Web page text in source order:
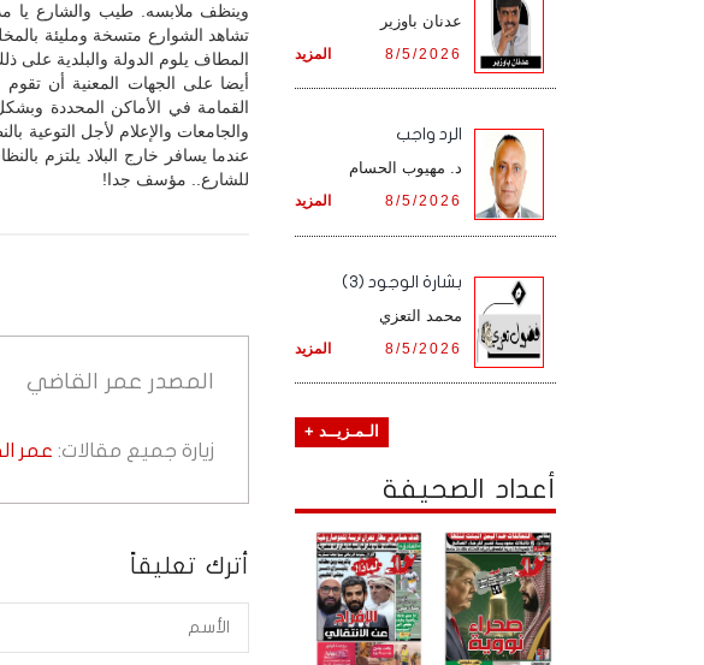
وينظف ملابسه. طيب والشارع يا
تشاهد الشوارع متسخة ومليئة
المطاف يلوم الدولة والبلدية على
أيضا على الجهات المعنية أن تقوم
القمامة في الأماكن المحددة
والجامعات والإعلام لأجل التوعية
عندما يسافر خارج البلاد يلتزم
للشارع.. مؤسف جدا!
المصدر عمر القاضي
زيارة جميع مقالات: عمر
أترك تعليقاً
عدنان باوزير
المزيد 8/5/2026
الرد واجب
د. مهيوب الحسام
المزيد 8/5/2026
بشارة الوجود (3)
محمد التعزي
المزيد 8/5/2026
الـمـزيــد +
أعداد الصحيفة